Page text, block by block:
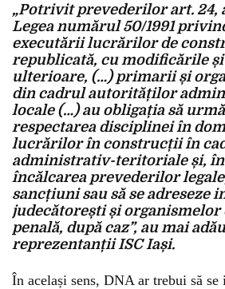
„Potrivit prevederilor art. 24,
Legea numărul 50/1991
executării lucrărilor de
republicată, cu modificările
ulterioare, (…) primarii și
din cadrul autorităților
locale (…) au obligația să
respectarea disciplinei în
lucrărilor în construcții în
administrativ-teritoriale și,
încălcarea prevederilor
sancțiuni sau să se adreseze
judecătorești și
penală, după caz”, au mai
reprezentanții ISC Iași.
În același sens, DNA ar trebui să se